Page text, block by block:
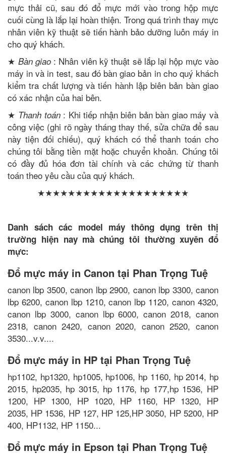
mực thải cũ, sau đó đổ mực mới vào trong hộp mực
cuối cùng là lắp lại hoàn thiện. Trong quá trình thay mực
nhân viên kỹ thuật sẽ tiến hành bảo dưỡng luôn máy in
cho quý khách.
★ Bàn giao : Nhân viên kỹ thuật sẽ lắp lại hộp mực vào
máy in và in test, sau đó bàn giao bản in cho quý khách
kiểm tra chất lượng và tiến hành lập biên bản bàn giao
có xác nhận của hai bên.
★ Thanh toán: Khi tiếp nhận biên bản bàn giao máy và
công việc (ghi rõ ngày tháng thay thế, sửa chữa để sau
này tiện đối chiếu), quý khách có thể thanh toán cho
chúng tôi bằng tiền mặt hoặc chuyển khoản. Chúng tôi
có đầy đủ hóa đơn tài chính và các chứng từ thanh
toán theo yêu cầu của quý khách.
★★★★★★★★★★★★★★★★★★★★
Danh sách các model máy thông dụng trên thị
trường hiện nay mà chúng tôi thường xuyên đổ
mực:
Đổ mực máy in Canon tại Phan Trọng Tuệ
canon lbp 3500, canon lbp 2900, canon lbp 3300, canon
lbp 6200, canon lbp 1210, canon lbp 1120, canon 4320,
canon lbp 3000, canon lbp 6000, canon 2018, canon
2318, canon 2420, canon 2020, canon 2520, canon
3530...v.v....
Đổ mực máy in HP tại Phan Trọng Tuệ
hp1102, hp1320, hp1005, hp1006, hp 1160, hp 2014, hp
2015, hp2035, hp 3015, hp 1176, hp 177,hp 1536, HP
1200, HP 1300, HP 1020, HP 1160, HP 1320, HP
2035, HP 1536, HP 127, HP 125,HP 3050, HP 5200, HP
400, HP1132, HP 1150...
Đổ mực máy in Epson tại Phan Trọng Tuệ